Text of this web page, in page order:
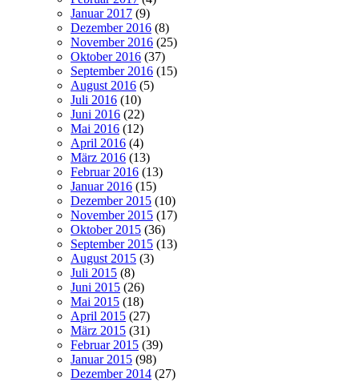
Januar 2017 (9)
Dezember 2016 (8)
November 2016 (25)
Oktober 2016 (37)
September 2016 (15)
August 2016 (5)
Juli 2016 (10)
Juni 2016 (22)
Mai 2016 (12)
April 2016 (4)
März 2016 (13)
Februar 2016 (13)
Januar 2016 (15)
Dezember 2015 (10)
November 2015 (17)
Oktober 2015 (36)
September 2015 (13)
August 2015 (3)
Juli 2015 (8)
Juni 2015 (26)
Mai 2015 (18)
April 2015 (27)
März 2015 (31)
Februar 2015 (39)
Januar 2015 (98)
Dezember 2014 (27)